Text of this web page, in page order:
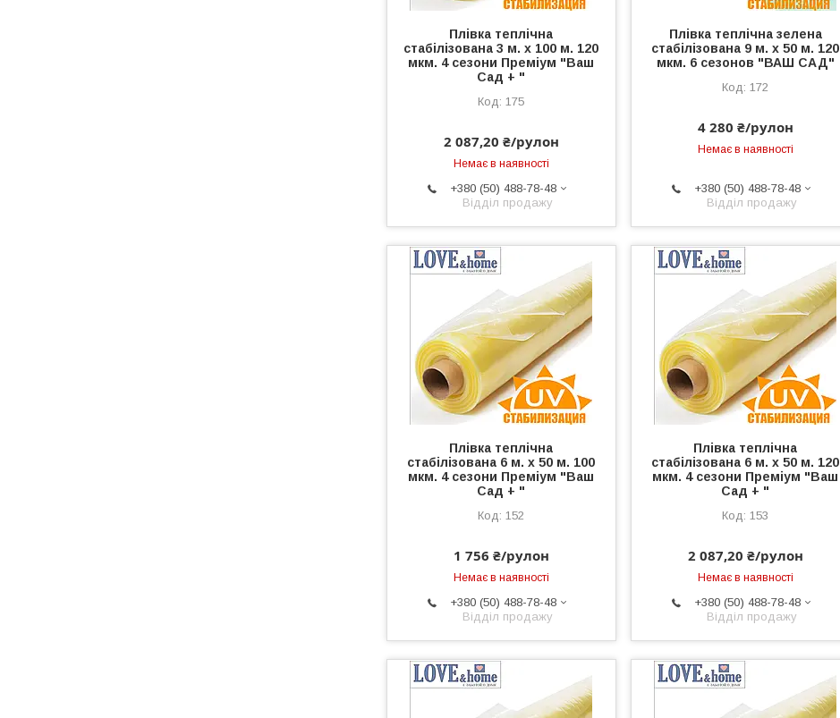
Плівка теплічна
стабілізована 3 м. х 100 м. 120
мкм. 4 сезони Преміум "Ваш
Сад + "
175
2 087,20 ₴/рулон
Немає в наявності
+380 (50) 488-78-48
Відділ продажу
Плівка теплічна зелена
стабілізована 9 м. х 50 м. 120
мкм. 6 сезонов "ВАШ САД"
172
4 280 ₴/рулон
Немає в наявності
+380 (50) 488-78-48
Відділ продажу
Плівка теплічна
стабілізована 6 м. х 50 м. 100
мкм. 4 сезони Преміум "Ваш
Сад + "
152
1 756 ₴/рулон
Немає в наявності
+380 (50) 488-78-48
Відділ продажу
Плівка теплічна
стабілізована 6 м. х 50 м. 120
мкм. 4 сезони Преміум "Ваш
Сад + "
153
2 087,20 ₴/рулон
Немає в наявності
+380 (50) 488-78-48
Відділ продажу